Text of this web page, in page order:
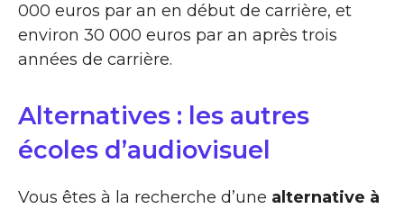
000 euros par an en début de carrière, et
environ 30 000 euros par an après trois
années de carrière.
Alternatives : les autres
écoles d’audiovisuel
Vous êtes à la recherche d’une alternative à